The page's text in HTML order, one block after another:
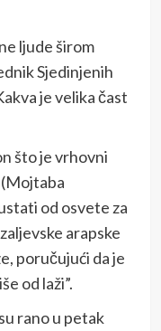
ljude širom
Sjedinjenih
je velika čast
što je vrhovni
od osvete za
arapske
poručujući da je
od laži”.
rano u petak